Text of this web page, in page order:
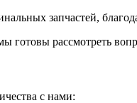
запчастей,
рассмотреть
с нами: